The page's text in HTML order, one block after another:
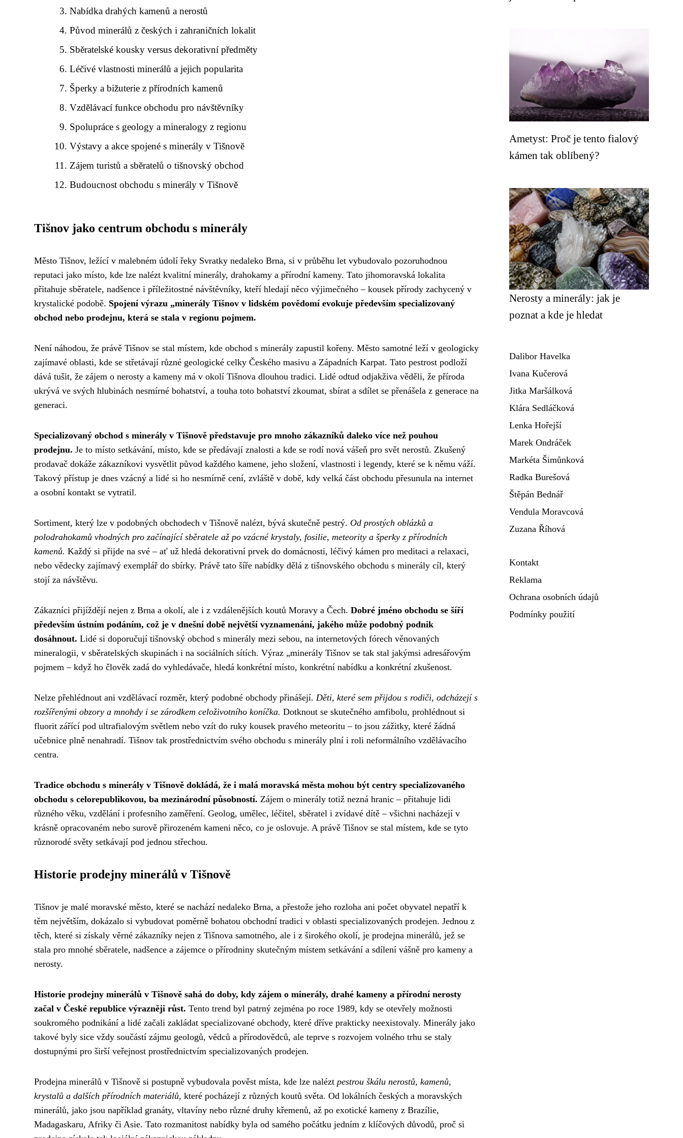
Nabídka drahých kamenů a nerostů
Původ minerálů z českých i zahraničních lokalit
Sběratelské kousky versus dekorativní předměty
Léčivé vlastnosti minerálů a jejich popularita
Šperky a bižuterie z přírodních kamenů
Vzdělávací funkce obchodu pro návštěvníky
Spolupráce s geology a mineralogy z regionu
Výstavy a akce spojené s minerály v Tišnově
Zájem turistů a sběratelů o tišnovský obchod
Budoucnost obchodu s minerály v Tišnově
Tišnov jako centrum obchodu s minerály
Město Tišnov, ležící v malebném údolí řeky Svratky nedaleko Brna, si v průběhu let vybudovalo pozoruhodnou
reputaci jako místo, kde lze nalézt kvalitní minerály, drahokamy a přírodní kameny. Tato jihomoravská lokalita
přitahuje sběratele, nadšence i příležitostné návštěvníky, kteří hledají něco výjimečného – kousek přírody zachycený v
krystalické podobě. Spojení výrazu „minerály Tišnov v lidském povědomí evokuje především specializovaný
obchod nebo prodejnu, která se stala v regionu pojmem.
Není náhodou, že právě Tišnov se stal místem, kde obchod s minerály zapustil kořeny. Město samotné leží v geologicky
zajímavé oblasti, kde se střetávají různé geologické celky Českého masivu a Západních Karpat. Tato pestrost podloží
dává tušit, že zájem o nerosty a kameny má v okolí Tišnova dlouhou tradici. Lidé odtud odjakživa věděli, že příroda
ukrývá ve svých hlubinách nesmírné bohatství, a touha toto bohatství zkoumat, sbírat a sdílet se přenášela z generace na
generaci.
Specializovaný obchod s minerály v Tišnově představuje pro mnoho zákazníků daleko více než pouhou
prodejnu. Je to místo setkávání, místo, kde se předávají znalosti a kde se rodí nová vášeň pro svět nerostů. Zkušený
prodavač dokáže zákazníkovi vysvětlit původ každého kamene, jeho složení, vlastnosti i legendy, které se k němu váží.
Takový přístup je dnes vzácný a lidé si ho nesmírně cení, zvláště v době, kdy velká část obchodu přesunula na internet
a osobní kontakt se vytratil.
Sortiment, který lze v podobných obchodech v Tišnově nalézt, bývá skutečně pestrý. Od prostých oblázků a
polodrahokamů vhodných pro začínající sběratele až po vzácné krystaly, fosilie, meteority a šperky z přírodních
kamenů. Každý si přijde na své – ať už hledá dekorativní prvek do domácnosti, léčivý kámen pro meditaci a relaxaci,
nebo vědecky zajímavý exemplář do sbírky. Právě tato šíře nabídky dělá z tišnovského obchodu s minerály cíl, který
stojí za návštěvu.
Zákazníci přijíždějí nejen z Brna a okolí, ale i z vzdálenějších koutů Moravy a Čech. Dobré jméno obchodu se šíří
především ústním podáním, což je v dnešní době největší vyznamenání, jakého může podobný podnik
dosáhnout. Lidé si doporučují tišnovský obchod s minerály mezi sebou, na internetových fórech věnovaných
mineralogii, v sběratelských skupinách i na sociálních sítích. Výraz „minerály Tišnov se tak stal jakýmsi adresářovým
pojmem – když ho člověk zadá do vyhledávače, hledá konkrétní místo, konkrétní nabídku a konkrétní zkušenost.
Nelze přehlédnout ani vzdělávací rozměr, který podobné obchody přinášejí. Děti, které sem přijdou s rodiči, odcházejí s
rozšířenými obzory a mnohdy i se zárodkem celoživotního koníčka. Dotknout se skutečného amfibolu, prohlédnout si
fluorit zářící pod ultrafialovým světlem nebo vzít do ruky kousek pravého meteoritu – to jsou zážitky, které žádná
učebnice plně nenahradí. Tišnov tak prostřednictvím svého obchodu s minerály plní i roli neformálního vzdělávacího
centra.
Tradice obchodu s minerály v Tišnově dokládá, že i malá moravská města mohou být centry specializovaného
obchodu s celorepublikovou, ba mezinárodní působností. Zájem o minerály totiž nezná hranic – přitahuje lidi
různého věku, vzdělání i profesního zaměření. Geolog, umělec, léčitel, sběratel i zvídavé dítě – všichni nacházejí v
krásně opracovaném nebo surově přirozeném kameni něco, co je oslovuje. A právě Tišnov se stal místem, kde se tyto
různorodé světy setkávají pod jednou střechou.
Historie prodejny minerálů v Tišnově
Tišnov je malé moravské město, které se nachází nedaleko Brna, a přestože jeho rozloha ani počet obyvatel nepatří k
těm největším, dokázalo si vybudovat poměrně bohatou obchodní tradici v oblasti specializovaných prodejen. Jednou z
těch, které si získaly věrné zákazníky nejen z Tišnova samotného, ale i z širokého okolí, je prodejna minerálů, jež se
stala pro mnohé sběratele, nadšence a zájemce o přírodniny skutečným místem setkávání a sdílení vášně pro kameny a
nerosty.
Historie prodejny minerálů v Tišnově sahá do doby, kdy zájem o minerály, drahé kameny a přírodní nerosty
začal v České republice výrazněji růst. Tento trend byl patrný zejména po roce 1989, kdy se otevřely možnosti
soukromého podnikání a lidé začali zakládat specializované obchody, které dříve prakticky neexistovaly. Minerály jako
takové byly sice vždy součástí zájmu geologů, vědců a přírodovědců, ale teprve s rozvojem volného trhu se staly
dostupnými pro širší veřejnost prostřednictvím specializovaných prodejen.
Prodejna minerálů v Tišnově si postupně vybudovala pověst místa, kde lze nalézt pestrou škálu nerostů, kamenů,
krystalů a dalších přírodních materiálů, které pocházejí z různých koutů světa. Od lokálních českých a moravských
minerálů, jako jsou například granáty, vltavíny nebo různé druhy křemenů, až po exotické kameny z Brazílie,
Madagaskaru, Afriky či Asie. Tato rozmanitost nabídky byla od samého počátku jedním z klíčových důvodů, proč si
Ametyst: Proč je tento fialový
kámen tak oblíbený?
Nerosty a minerály: jak je
poznat a kde je hledat
Dalibor Havelka
Ivana Kučerová
Jitka Maršálková
Klára Sedláčková
Lenka Hořejší
Marek Ondráček
Markéta Šimůnková
Radka Burešová
Štěpán Bednář
Vendula Moravcová
Zuzana Říhová
Kontakt
Reklama
Ochrana osobních údajů
Podmínky použití